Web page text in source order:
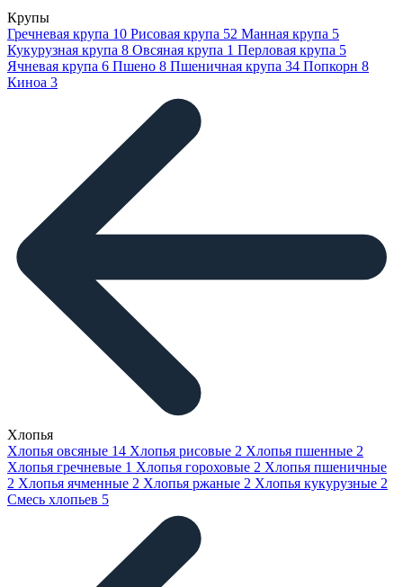
Крупы
Гречневая крупа 10 Рисовая крупа 52 Манная крупа 5
Кукурузная крупа 8 Овсяная крупа 1 Перловая крупа 5
Ячневая крупа 6 Пшено 8 Пшеничная крупа 34 Попкорн 8
Киноа 3
Хлопья
Хлопья овсяные 14 Хлопья рисовые 2 Хлопья пшенные 2
Хлопья гречневые 1 Хлопья гороховые 2 Хлопья пшеничные
2 Хлопья ячменные 2 Хлопья ржаные 2 Хлопья кукурузные 2
Смесь хлопьев 5